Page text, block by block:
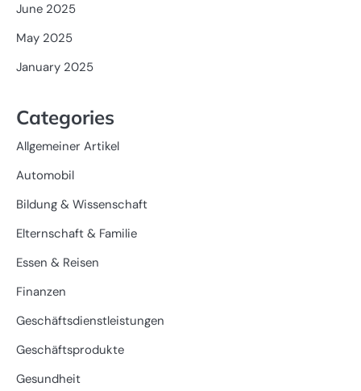
June 2025
May 2025
January 2025
Categories
Allgemeiner Artikel
Automobil
Bildung & Wissenschaft
Elternschaft & Familie
Essen & Reisen
Finanzen
Geschäftsdienstleistungen
Geschäftsprodukte
Gesundheit